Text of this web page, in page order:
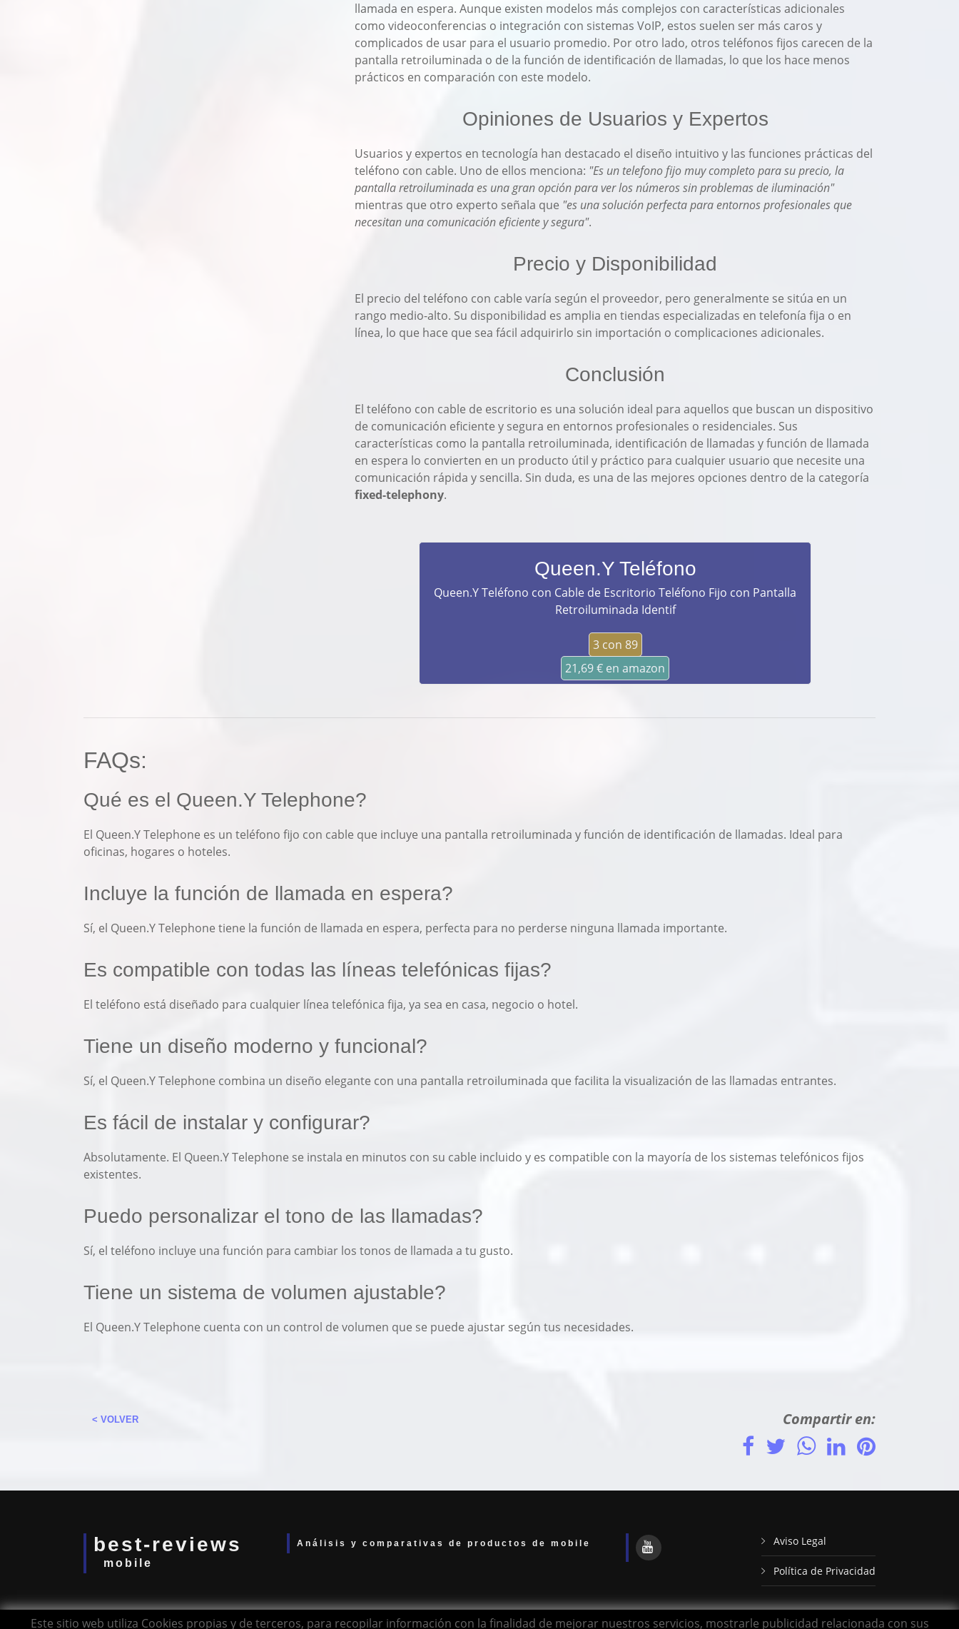
Este sitio web utiliza Cookies propias y de terceros, para recopilar información con la finalidad de mejorar nuestros servicios, mostrarle publicidad relacionada con sus
llamada en espera. Aunque existen modelos más complejos con características adicionales
como videoconferencias o integración con sistemas VoIP, estos suelen ser más caros y
complicados de usar para el usuario promedio. Por otro lado, otros teléfonos fijos carecen de la
pantalla retroiluminada o de la función de identificación de llamadas, lo que los hace menos
prácticos en comparación con este modelo.
Opiniones de Usuarios y Expertos
Usuarios y expertos en tecnología han destacado el diseño intuitivo y las funciones prácticas del
teléfono con cable. Uno de ellos menciona: "Es un telefono fijo muy completo para su precio, la
pantalla retroiluminada es una gran opción para ver los números sin problemas de iluminación"
mientras que otro experto señala que "es una solución perfecta para entornos profesionales que
necesitan una comunicación eficiente y segura".
Precio y Disponibilidad
El precio del teléfono con cable varía según el proveedor, pero generalmente se sitúa en un
rango medio-alto. Su disponibilidad es amplia en tiendas especializadas en telefonía fija o en
línea, lo que hace que sea fácil adquirirlo sin importación o complicaciones adicionales.
Conclusión
El teléfono con cable de escritorio es una solución ideal para aquellos que buscan un dispositivo
de comunicación eficiente y segura en entornos profesionales o residenciales. Sus
características como la pantalla retroiluminada, identificación de llamadas y función de llamada
en espera lo convierten en un producto útil y práctico para cualquier usuario que necesite una
comunicación rápida y sencilla. Sin duda, es una de las mejores opciones dentro de la categoría
fixed-telephony.
Queen.Y Teléfono
Queen.Y Teléfono con Cable de Escritorio Teléfono Fijo con Pantalla
Retroiluminada Identif
3 con 89
21,69 € en amazon
FAQs:
Qué es el Queen.Y Telephone?
El Queen.Y Telephone es un teléfono fijo con cable que incluye una pantalla retroiluminada y función de identificación de llamadas. Ideal para
oficinas, hogares o hoteles.
Incluye la función de llamada en espera?
Sí, el Queen.Y Telephone tiene la función de llamada en espera, perfecta para no perderse ninguna llamada importante.
Es compatible con todas las líneas telefónicas fijas?
El teléfono está diseñado para cualquier línea telefónica fija, ya sea en casa, negocio o hotel.
Tiene un diseño moderno y funcional?
Sí, el Queen.Y Telephone combina un diseño elegante con una pantalla retroiluminada que facilita la visualización de las llamadas entrantes.
Es fácil de instalar y configurar?
Absolutamente. El Queen.Y Telephone se instala en minutos con su cable incluido y es compatible con la mayoría de los sistemas telefónicos fijos
existentes.
Puedo personalizar el tono de las llamadas?
Sí, el teléfono incluye una función para cambiar los tonos de llamada a tu gusto.
Tiene un sistema de volumen ajustable?
El Queen.Y Telephone cuenta con un control de volumen que se puede ajustar según tus necesidades.
< VOLVER Compartir en:
best-reviews
mobile
Análisis y comparativas de productos de mobile Aviso Legal
Política de Privacidad